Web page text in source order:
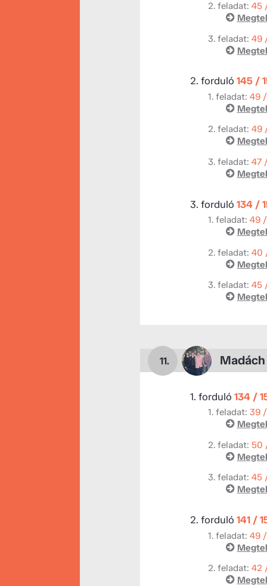
2. feladat: 45
3. feladat: 49
2. forduló 145 /
1. feladat: 49
2. feladat: 49
3. feladat: 47
3. forduló 134 /
1. feladat: 49
2. feladat: 40
3. feladat: 45
11.
1. forduló 134 /
1. feladat: 39
2. feladat: 50
3. feladat: 45
2. forduló 141 /
1. feladat: 49
2. feladat: 42